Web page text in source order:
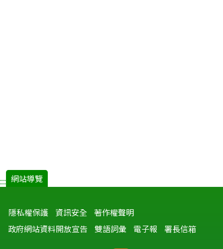
::: 網站導覽
隱私權保護 資訊安全 著作權聲明
政府網站資料開放宣告
雙語詞彙 電子報 署長信箱